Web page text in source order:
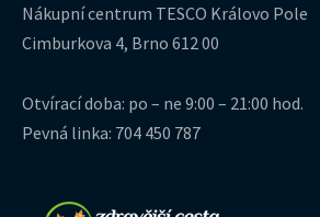
Nákupní centrum TESCO Královo Pole
Cimburkova 4, Brno 612 00
Otvírací doba: po – ne 9:00 – 21:00 hod.
Pevná linka: 704 450 787